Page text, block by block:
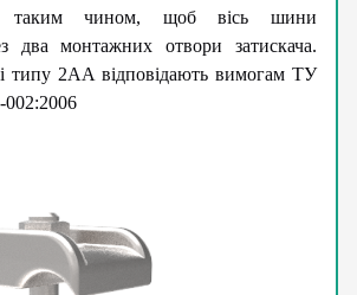
таким чином, щоб вісь шини
два монтажних отвори затискача.
типу 2АА відповідають вимогам ТУ